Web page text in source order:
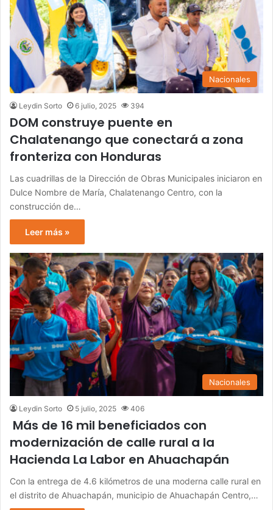
Nacionales
Leydin Sorto 6 julio, 2025 394
DOM construye puente en
Chalatenango que conectará a zona
fronteriza con Honduras
Las cuadrillas de la Dirección de Obras Municipales iniciaron en
Dulce Nombre de María, Chalatenango Centro, con la
construcción de…
Leer más »
Nacionales
Leydin Sorto 5 julio, 2025 406
Más de 16 mil beneficiados con
modernización de calle rural a la
Hacienda La Labor en Ahuachapán
Con la entrega de 4.6 kilómetros de una moderna calle rural en
el distrito de Ahuachapán, municipio de Ahuachapán Centro,…